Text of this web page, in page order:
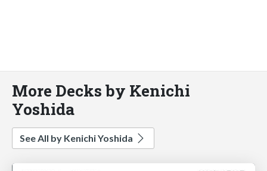
More Decks by Kenichi
Yoshida
See All by Kenichi Yoshida